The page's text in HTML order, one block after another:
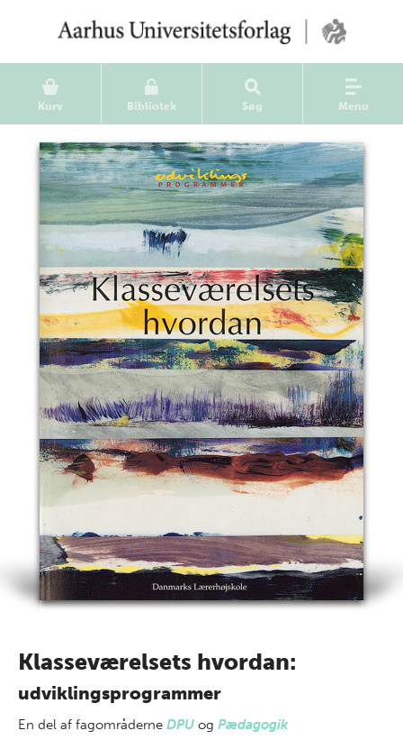
Kurv Bibliotek Søg Menu
Klasseværelsets hvordan:
udviklingsprogrammer
En del af fagområderne DPU og Pædagogik